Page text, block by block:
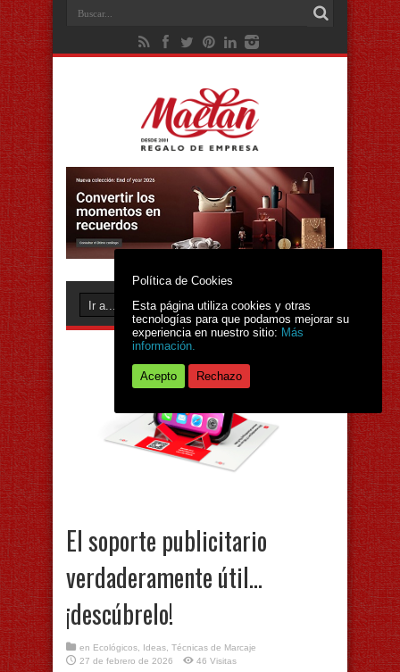
El soporte publicitario
verdaderamente útil…
¡descúbrelo!
en Ecológicos Ideas Técnicas de Marcaje
27 de febrero de 2026
46 Visitas
Política de Cookies
Esta página utiliza cookies y otras
tecnologías para que podamos mejorar su
experiencia en nuestro sitio: Más
información.
Acepto Rechazo